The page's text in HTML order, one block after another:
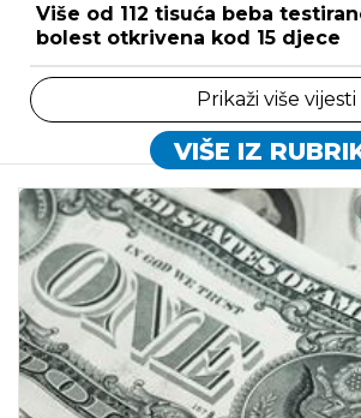
Više od 112 tisuća beba
bolest otkrivena kod 15 djece
Prikaži više vijesti
VIŠE IZ